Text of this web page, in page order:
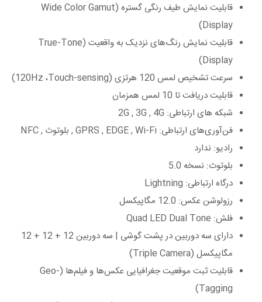
قابلیت نمایش طیف رنگی گستره (Wide Color Gamut
Display)
قابلیت نمایش رنگ‌های نزدیک به واقعیت (True-Tone
Display)
سرعت تشخیص لمس 120 هرتزی (120Hz ،Touch-sensing)
قابلیت دریافت تا 10 لمس همزمان
شبکه های ارتباطی: 2G , 3G , 4G
فن‌آوری‌های ارتباطی: GPRS , EDGE , Wi-Fi , بلوتوث , NFC
رادیو: ندارد
بلوتوث: نسخه 5.0
درگاه ارتباطی: Lightning
رزولوشن عکس: 12.0 مگاپیکسل
فلش: Quad LED Dual Tone
دارای سه دوربین در پشت گوشی | سه دوربین 12 + 12 + 12
مگاپیکسل (Triple Camera)
قابلیت ثبت موقعیت جغرافیایی عکس‌ها و فیلم‌ها (Geo-
Tagging)